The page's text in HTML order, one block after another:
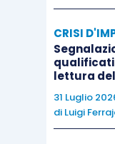
anche
società
nella
l’indicazione
professionali
nella start-up
CRISI
qualificati
lettura
31 Luglio
di Luigi